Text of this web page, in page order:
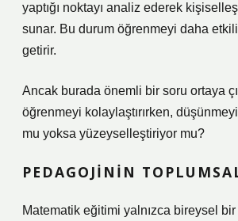
yaptığı noktayı analiz ederek
sunar. Bu durum öğrenmeyi daha etkili
getirir.
Ancak burada önemli bir soru ortaya
öğrenmeyi kolaylaştırırken,
mu yoksa yüzeyselleştiriyor mu?
PEDAGOJININ
Matematik eğitimi yalnızca bireysel